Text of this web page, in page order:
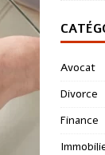
Avocat
Divorce
Finance